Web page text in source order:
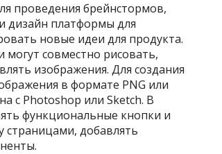
проведения брейнстормов,
дизайн платформы для
новые идеи для продукта.
могут совместно рисовать,
изображения. Для создания
в формате PNG или
с Photoshop или Sketch. В
функциональные кнопки и
добавлять